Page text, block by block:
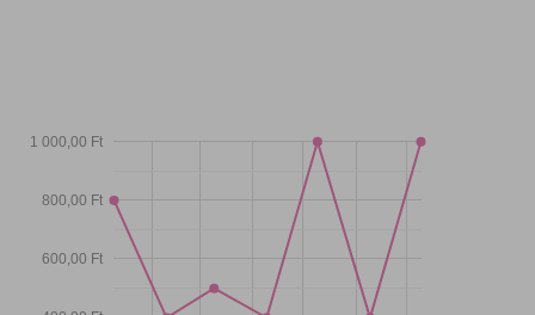
600,00 Ft
800,00 Ft
1 000,00 Ft